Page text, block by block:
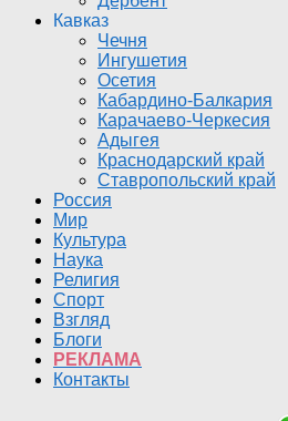
Кавказ
Чечня
Ингушетия
Осетия
Кабардино-Балкария
Карачаево-Черкесия
Адыгея
Краснодарский край
Ставропольский край
Россия
Мир
Культура
Наука
Религия
Спорт
Взгляд
Блоги
РЕКЛАМА
Контакты